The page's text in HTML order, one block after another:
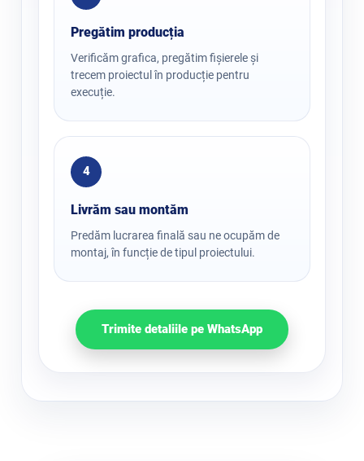
Pregătim producția
Verificăm grafica, pregătim fișierele și
trecem proiectul în producție pentru
execuție.
4
Livrăm sau montăm
Predăm lucrarea finală sau ne ocupăm de
montaj, în funcție de tipul proiectului.
Trimite detaliile pe WhatsApp